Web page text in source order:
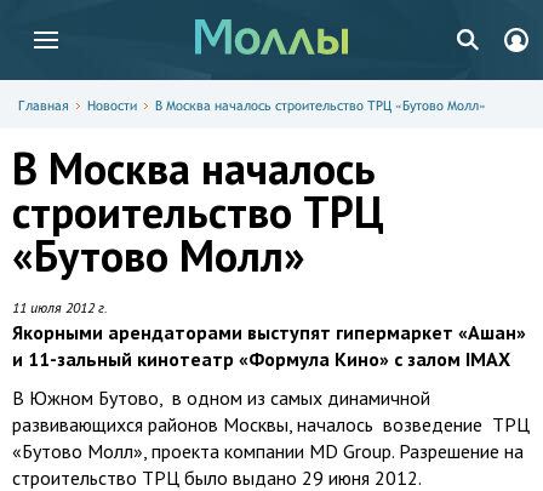
Главная Новости В Москва началось строительство ТРЦ «Бутово Молл»
В Москва началось
строительство ТРЦ
«Бутово Молл»
11 июля 2012 г.
Якорными арендаторами выступят гипермаркет «Ашан»
и 11-зальный кинотеатр «Формула Кино» с залом IMAX
В Южном Бутово, в одном из самых динамичной
развивающихся районов Москвы, началось возведение ТРЦ
«Бутово Молл», проекта компании MD Group. Разрешение на
строительство ТРЦ было выдано 29 июня 2012.